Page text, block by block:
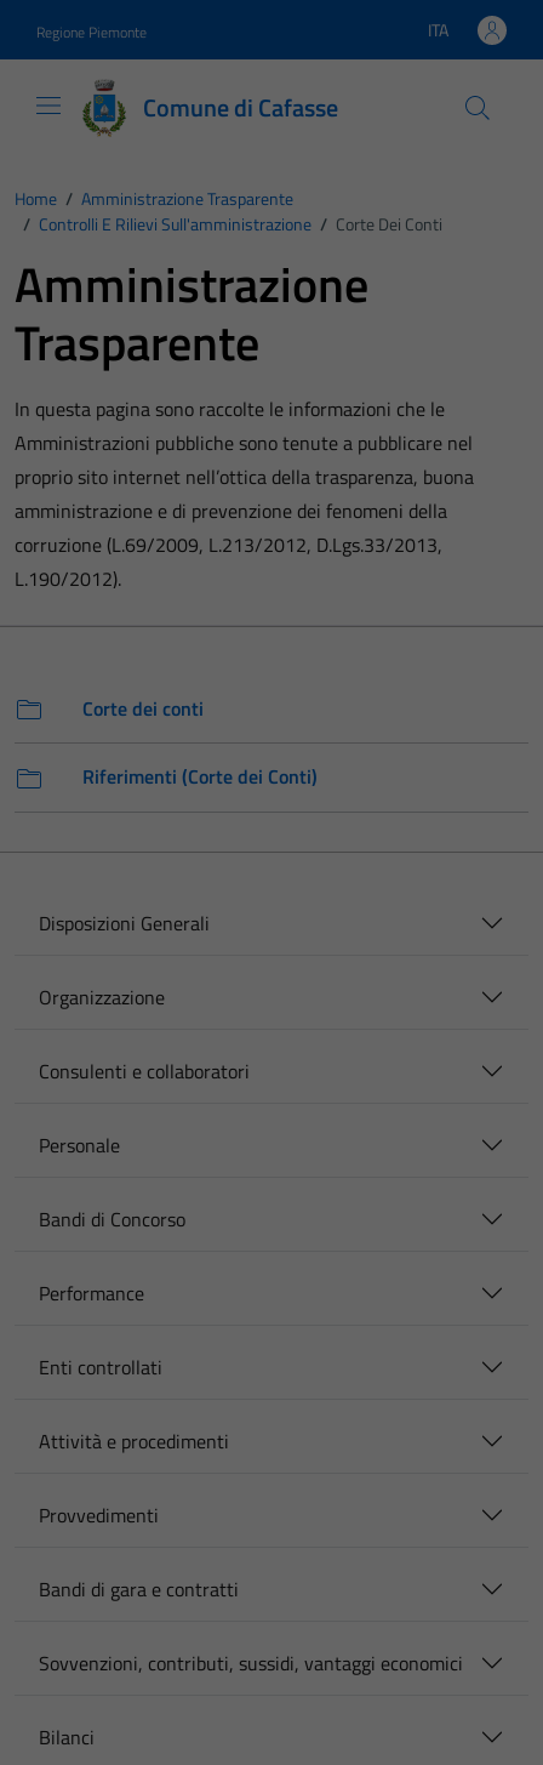
Regione Piemonte Lingua attiva:
ITA
Comune di Cafasse
Home / Amministrazione Trasparente
/ Controlli E Rilievi Sull'amministrazione / Corte Dei Conti
Amministrazione
Trasparente
In questa pagina sono raccolte le informazioni che le
Amministrazioni pubbliche sono tenute a pubblicare nel
proprio sito internet nell’ottica della trasparenza, buona
amministrazione e di prevenzione dei fenomeni della
corruzione (L.69/2009, L.213/2012, D.Lgs.33/2013,
L.190/2012).
Corte dei conti
Riferimenti (Corte dei Conti)
Disposizioni Generali
Organizzazione
Consulenti e collaboratori
Personale
Bandi di Concorso
Performance
Enti controllati
Attività e procedimenti
Provvedimenti
Bandi di gara e contratti
Sovvenzioni, contributi, sussidi, vantaggi economici
Bilanci